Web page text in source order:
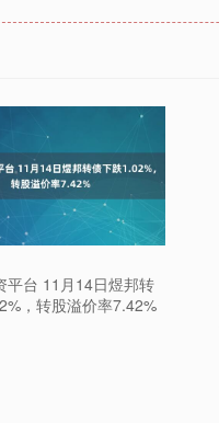
平台 11月14日煜邦转
，转股溢价率7.42%